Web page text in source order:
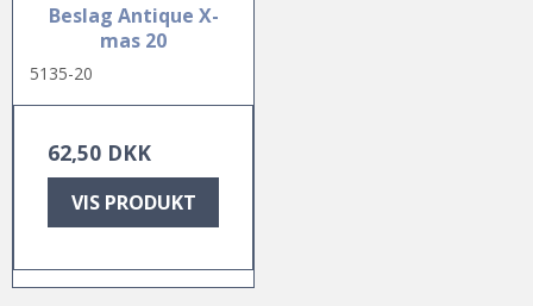
Beslag Antique X-
mas 20
5135-20
62,50 DKK
VIS PRODUKT